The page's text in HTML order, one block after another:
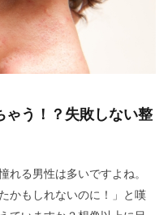
ゃう！？失敗しない整
れる男性は多いですよね。
かもしれないのに！」と嘆